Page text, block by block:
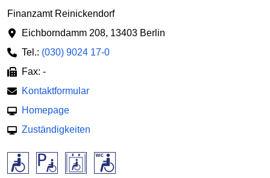
Finanzamt Reinickendorf
Eichborndamm 208, 13403 Berlin
Tel.: (030) 9024 17-0
Fax: -
Kontaktformular
Homepage
Zuständigkeiten